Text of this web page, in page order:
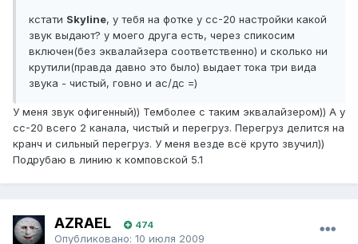
кстати Skyline, у тебя на фотке у сс-20 настройки какой
звук выдают? у моего друга есть, через спикосим
включен(без эквалайзера соответственно) и сколько ни
крутили(правда давно это было) выдает тока три вида
звука - чистый, говно и ас/дс =)
У меня звук офигенный)) Темболее с таким эквалайзером)) А у
сс-20 всего 2 канала, чистый и перегруз. Перегруз делится на
кранч и сильный перегруз. У меня везде всё круто звучил))
Подрубаю в линию к комповской 5.1
AZRAEL 474
Опубликовано: 10 июля 2009